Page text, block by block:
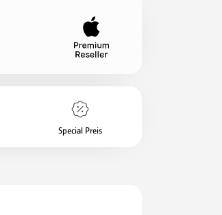
Special Preis